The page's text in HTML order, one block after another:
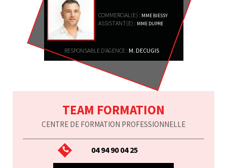
COMMERCIAL(E) : MME BIESSY
ASSISTANT(E) : MME DUPRE
RESPONSABLE D'AGENCE : M. DECUGIS
TEAM FORMATION
CENTRE DE FORMATION PROFESSIONNELLE
04 94 90 04 25